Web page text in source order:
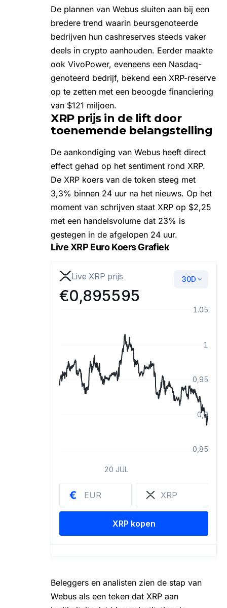
De plannen van Webus sluiten aan bij een
bredere trend waarin beursgenoteerde
bedrijven hun cashreserves steeds vaker
deels in crypto aanhouden. Eerder maakte
ook VivoPower, eveneens een Nasdaq-
genoteerd bedrijf, bekend een XRP-reserve
op te zetten met een beoogde financiering
van $121 miljoen.
XRP prijs in de lift door
toenemende belangstelling
De aankondiging van Webus heeft direct
effect gehad op het sentiment rond XRP.
De XRP koers van de token steeg met
3,3% binnen 24 uur na het nieuws. Op het
moment van schrijven staat XRP op $2,25
met een handelsvolume dat 23% is
gestegen in de afgelopen 24 uur.
Live XRP Euro Koers Grafiek
Beleggers en analisten zien de stap van
Webus als een teken dat XRP aan